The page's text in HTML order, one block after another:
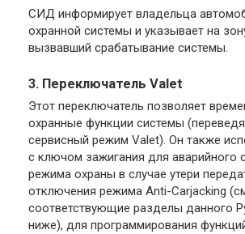
СИД информирует владельца
охранной системы и указывает на
вызвавший срабатывание системы.
3. Переключатель Valet
Этот переключатель позволяет
охранные функции системы
сервисный режим Valet). Он также
с ключом зажигания для аварийного
режима охраны в случае утери
отключения режима Anti-Carjacking
соответствующие разделы данного
ниже), для программирования